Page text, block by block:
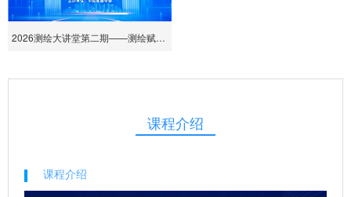
2026测绘大讲堂第二期——测绘赋能生态 数智驱动转型
课程介绍
课程介绍